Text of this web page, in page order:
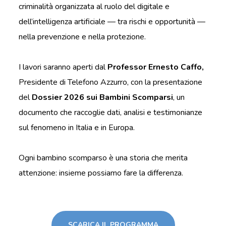
criminalità organizzata al ruolo del digitale e
dell’intelligenza artificiale — tra rischi e opportunità —
nella prevenzione e nella protezione.
I lavori saranno aperti dalProfessor Ernesto Caffo,
Presidente di Telefono Azzurro, con la presentazione
delDossier 2026 sui Bambini Scomparsi, un
documento che raccoglie dati, analisi e testimonianze
sul fenomeno in Italia e in Europa.
Ogni bambino scomparso è una storia che merita
attenzione: insieme possiamo fare la differenza.